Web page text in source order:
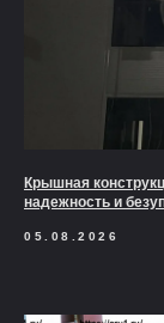
Крышная
надежность и
05.08.2026